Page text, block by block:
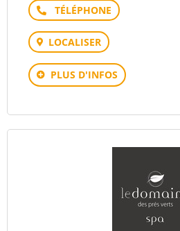
Téléphone
LOCALISER
PLUS D'INFOS